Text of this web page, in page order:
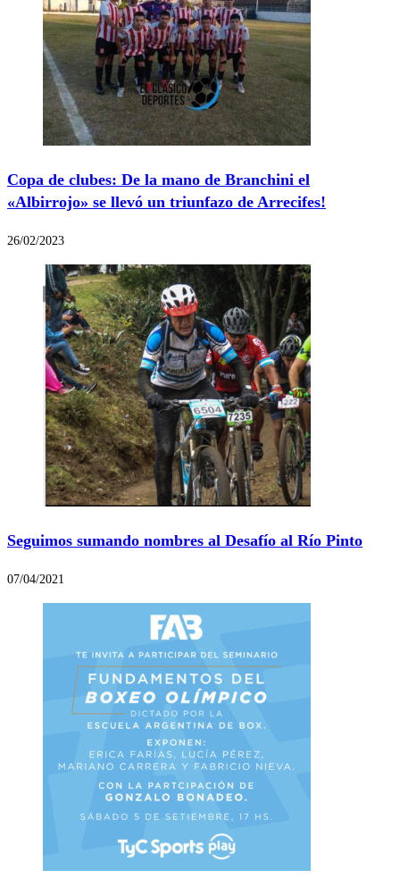
Copa de clubes: De la mano de Branchini el
«Albirrojo» se llevó un triunfazo de Arrecifes!
26/02/2023
Seguimos sumando nombres al Desafío al Río Pinto
07/04/2021